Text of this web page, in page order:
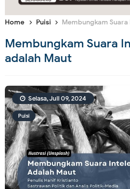
Home Puisi Membungkam
Membungkam Suara
adalah Maut
Puisi
Selasa, Juli 09, 2024